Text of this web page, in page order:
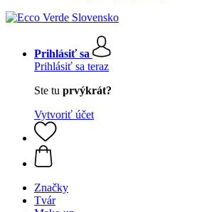
Prihlásiť sa
Prihlásiť sa teraz
Ste tu prvýkrát?
Vytvoriť účet
Značky
Tvár